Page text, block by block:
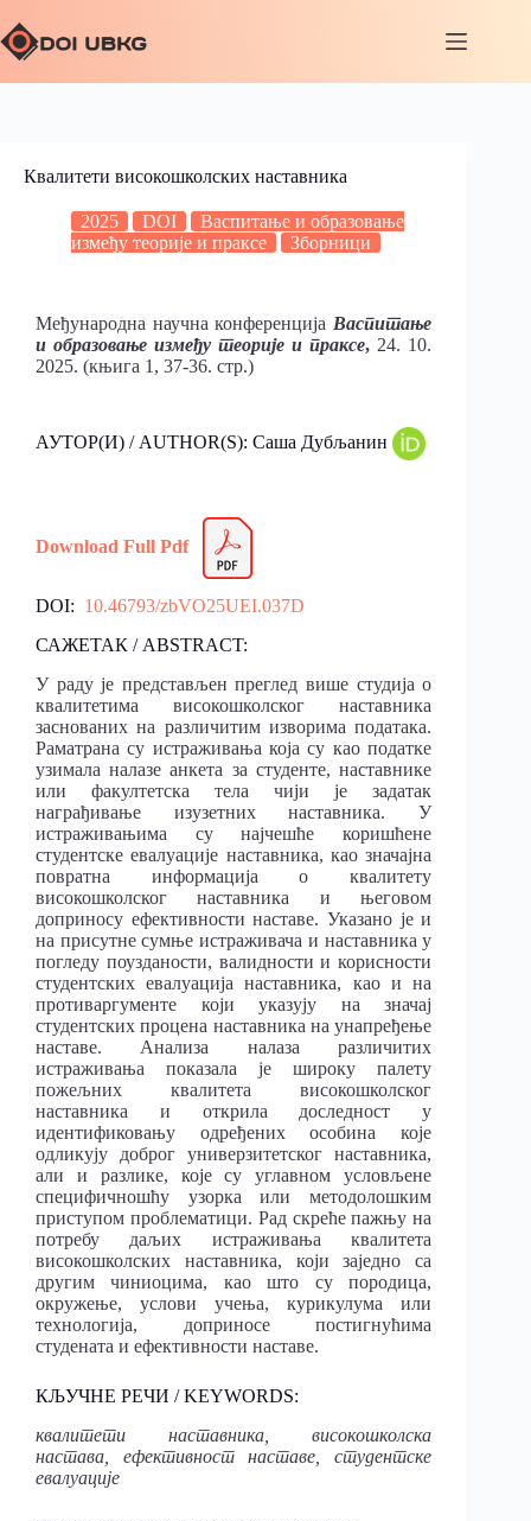
Квалитети високошколских наставника
2025 DOI
Васпитање и образовање
између теорије и праксе
Зборници
Међународна научна конференција Васпитање
и образовање између теорије и праксе, 24. 10.
2025. (књига 1, 37-36. стр.)
АУТОР(И) / AUTHOR(S): Саша Дубљанин
Download Full Pdf
DOI: 10.46793/zbVO25UEI.037D
САЖЕТАК / ABSTRACT:
У раду је представљен преглед више студија о
квалитетима високошколског наставника
заснованих на различитим изворима података.
Раматрана су истраживања која су као податке
узимала налазе анкета за студенте, наставнике
или факултетска тела чији је задатак
награђивање изузетних наставника. У
истраживањима су најчешће коришћене
студентске евалуације наставника, као значајна
повратна информација о квалитету
високошколског наставника и његовом
доприносу ефективности наставе. Указано је и
на присутне сумње истраживача и наставника у
погледу поузданости, валидности и корисности
студентских евалуација наставника, као и на
противаргументе који указују на значај
студентских процена наставника на унапређење
наставе. Анализа налаза различитих
истраживања показала је широку палету
пожељних квалитета високошколског
наставника и открила доследност у
идентификовању одређених особина које
одликују доброг универзитетског наставника,
али и разлике, које су углавном условљене
специфичношћу узорка или методолошким
приступом проблематици. Рад скреће пажњу на
потребу даљих истраживања квалитета
високошколских наставника, који заједно са
другим чиниоцима, као што су породица,
окружење, услови учења, курикулума или
технологија, доприносе постигнућима
студената и ефективности наставе.
КЉУЧНЕ РЕЧИ / KEYWORDS:
квалитети наставника, високошколска
настава, ефективност наставе, студентске
евалуације